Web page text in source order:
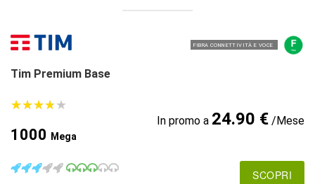
FIBRA CONNETTIVITÀ E VOCE
Tim Premium Base
★★★★★
★★★★★
1000 Mega
In promo a 24.90 €/Mese
SCOPRI